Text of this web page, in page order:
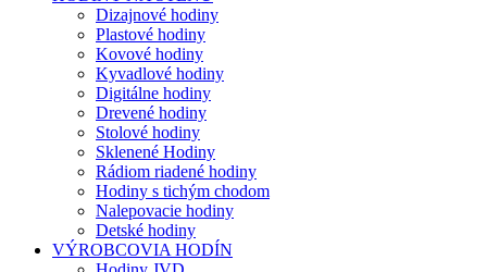
Dizajnové hodiny
Plastové hodiny
Kovové hodiny
Kyvadlové hodiny
Digitálne hodiny
Drevené hodiny
Stolové hodiny
Sklenené Hodiny
Rádiom riadené hodiny
Hodiny s tichým chodom
Nalepovacie hodiny
Detské hodiny
VÝROBCOVIA HODÍN